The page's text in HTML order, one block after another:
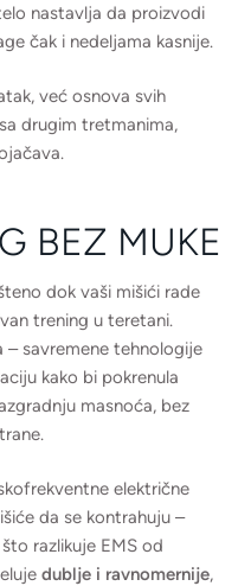
nastavlja da proizvodi
čak i nedeljama kasnije.
već osnova svih
drugim tretmanima,
BEZ MUKE
dok vaši mišići rade
trening u teretani.
savremene tehnologije
kako bi pokrenula
masnoća, bez
električne
da se kontrahuju –
razlikuje EMS od
dublje i ravnomernije,